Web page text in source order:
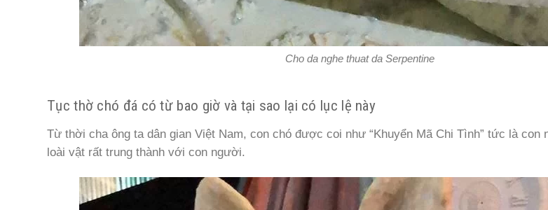
Cho da nghe thuat da Serpentine
Tục thờ chó đá có từ bao giờ và tại sao lại có lục lệ này
Từ thời cha ông ta dân gian Việt Nam, con chó được coi như “Khuyển Mã Chi Tình” tức là con
loài vật rất trung thành với con người.